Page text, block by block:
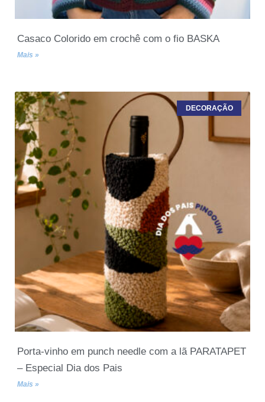
Casaco Colorido em crochê com o fio BASKA
Mais »
DECORAÇÃO
Porta-vinho em punch needle com a lã PARATAPET
– Especial Dia dos Pais
Mais »